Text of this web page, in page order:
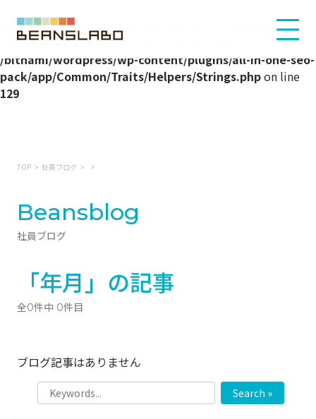
Deprecated: str_replace(): Passing null to parameter #3
($subject) of type array|string is deprecated in
/bitnami/wordpress/wp-content/plugins/all-in-one-seo-
pack/app/Common/Traits/Helpers/Strings.phpon line
129
TOP 社員ブログ
Beansblog
社員ブログ
「年月」の記事
全0件中 0件目
ブログ記事はありません
Search »